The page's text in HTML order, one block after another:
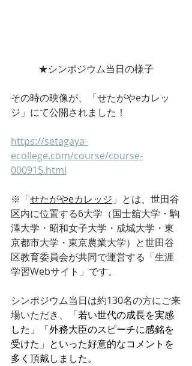
★シンポジウム当日の様子
その時の映像が、「せたがやeカレッ
ジ」にて公開されました！
https://setagaya-
ecollege.com/course/course-
000915.html
※「せたがやeカレッジ 」とは、 世田谷
区内に位置する6大学（国士舘大学・駒
澤大学・昭和女子大学・成城大学・東
京都市大学・東京農業大学）と世田谷
区教育委員会が共同で運営する「生涯
学習Webサイト」です。
シンポジウム当日は約130名の方にご来
場いただき、
「若い世代の成長を実感
した」「外務大臣のスピーチに感銘を
受けた」といった好意的なコメントを
多く頂戴しました。